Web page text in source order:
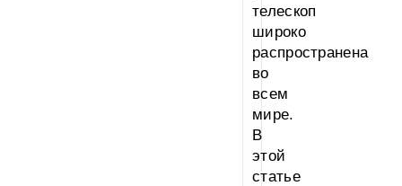
телескоп
широко
распространена
во
всем
мире.
В
этой
статье